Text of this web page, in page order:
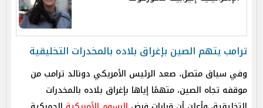
ترامب يتهم الصين بإغراق بلاده بالمخدرات التخليقية
وفي سياق متصل، صعد الرئيس الأمريكي دونالد ترامب من
موقفه تجاه الصين، متهمًا إياها بإغراق بلاده بالمخدرات